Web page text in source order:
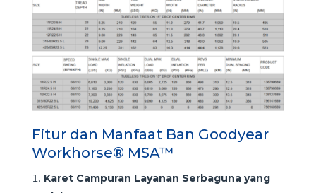
Fitur dan Manfaat Ban Goodyear
Workhorse® MSA™
Karet Campuran Layanan Serbaguna yang